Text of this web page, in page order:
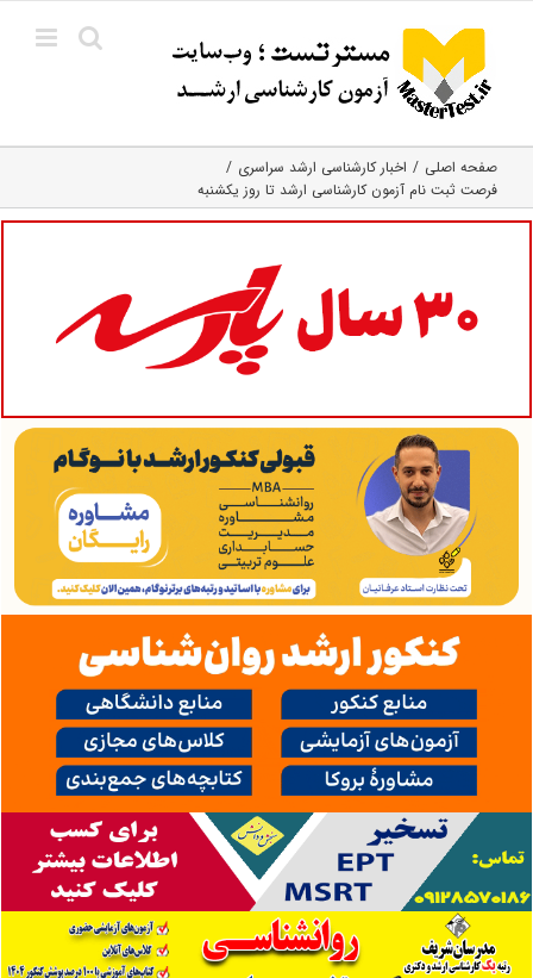
content
صفحه اصلی
اخبار کارشناسی ارشد سراسری
فرصت ثبت نام آزمون کارشناسی ارشد تا روز یکشنبه